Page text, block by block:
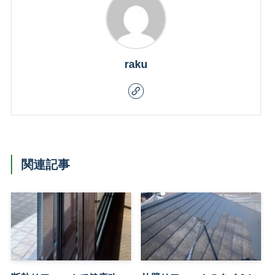
raku
関連記事